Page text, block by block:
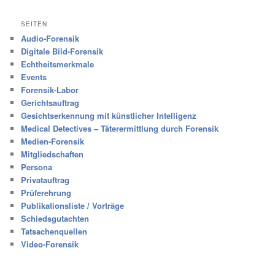
SEITEN
Audio-Forensik
Digitale Bild-Forensik
Echtheitsmerkmale
Events
Forensik-Labor
Gerichtsauftrag
Gesichtserkennung mit künstlicher Intelligenz
Medical Detectives – Täterermittlung durch Forensik
Medien-Forensik
Mitgliedschaften
Persona
Privatauftrag
Prüferehrung
Publikationsliste / Vorträge
Schiedsgutachten
Tatsachenquellen
Video-Forensik